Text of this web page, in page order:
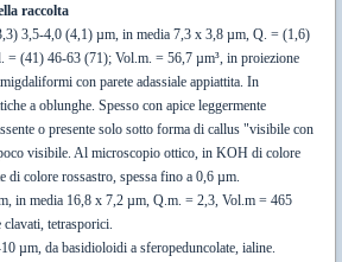
raccolta
3,5-4,0 (4,1) µm, in media 7,3 x 3,8 µm, Q. = (1,6)
= (41) 46-63 (71); Vol.m. = 56,7 µm³, in proiezione
con parete adassiale appiattita. In
a oblunghe. Spesso con apice leggermente
o presente solo sotto forma di callus "visibile con
visibile. Al microscopio ottico, in KOH di colore
di colore rossastro, spessa fino a 0,6 µm.
in media 16,8 x 7,2 µm, Q.m. = 2,3, Vol.m = 465
clavati, tetrasporici.
µm, da basidioloidi a sferopeduncolate, ialine.